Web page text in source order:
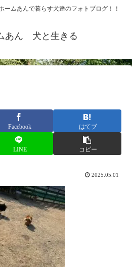
ムあんで暮らす犬達のフォトブログ！！
あん 犬と生きる
Facebook はてブ
LINE コピー
2025.05.01